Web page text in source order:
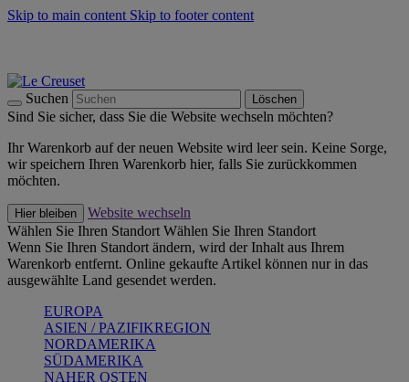
Skip to main content Skip to footer content
Suchen Löschen
Sind Sie sicher, dass Sie die Website wechseln möchten?
Ihr Warenkorb auf der neuen Website wird leer sein. Keine Sorge,
wir speichern Ihren Warenkorb hier, falls Sie zurückkommen
möchten.
Hier bleiben
Website wechseln
Wählen Sie Ihren Standort Wählen Sie Ihren Standort
Wenn Sie Ihren Standort ändern, wird der Inhalt aus Ihrem
Warenkorb entfernt. Online gekaufte Artikel können nur in das
ausgewählte Land gesendet werden.
EUROPA
ASIEN / PAZIFIKREGION
NORDAMERIKA
SÜDAMERIKA
NAHER OSTEN